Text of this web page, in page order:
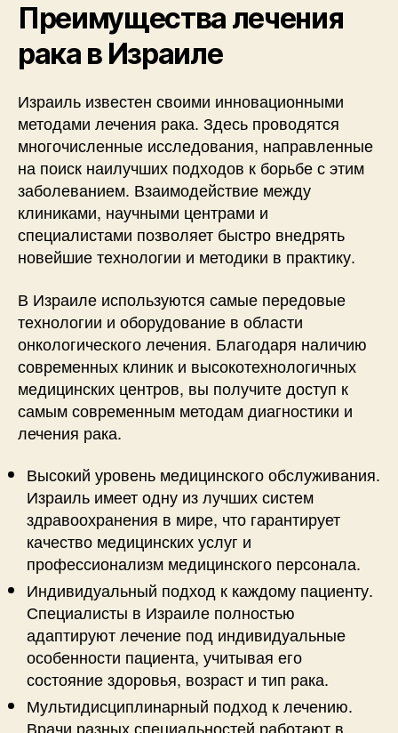
Преимущества лечения
рака в Израиле
Израиль известен своими инновационными
методами лечения рака. Здесь проводятся
многочисленные исследования, направленные
на поиск наилучших подходов к борьбе с этим
заболеванием. Взаимодействие между
клиниками, научными центрами и
специалистами позволяет быстро внедрять
новейшие технологии и методики в практику.
В Израиле используются самые передовые
технологии и оборудование в области
онкологического лечения. Благодаря наличию
современных клиник и высокотехнологичных
медицинских центров, вы получите доступ к
самым современным методам диагностики и
лечения рака.
Высокий уровень медицинского обслуживания.
Израиль имеет одну из лучших систем
здравоохранения в мире, что гарантирует
качество медицинских услуг и
профессионализм медицинского персонала.
Индивидуальный подход к каждому пациенту.
Специалисты в Израиле полностью
адаптируют лечение под индивидуальные
особенности пациента, учитывая его
состояние здоровья, возраст и тип рака.
Мультидисциплинарный подход к лечению.
Врачи разных специальностей работают в